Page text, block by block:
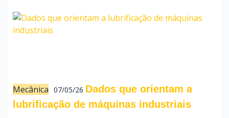
Mecânica 07/05/26 Dados que orientam a
lubrificação de máquinas industriais